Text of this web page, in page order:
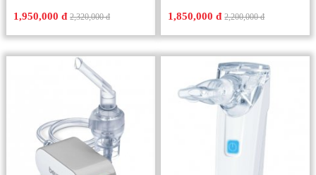
1,950,000 đ 2,320,000 đ 1,850,000 đ 2,200,000 đ